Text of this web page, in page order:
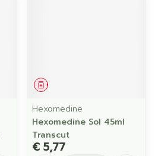
Geneesmiddel
Hexomedine
Hexomedine Sol 45ml
Transcut
€ 5,77